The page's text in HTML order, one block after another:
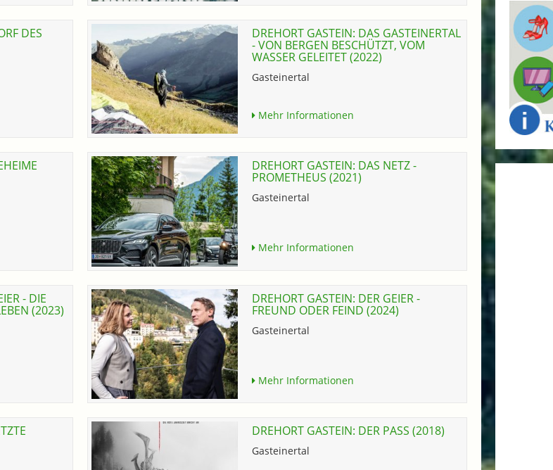
DES DREHORT GASTEIN: DAS GASTEINERTAL
- VON BERGEN BESCHÜTZT, VOM
WASSER GELEITET (2022)
Gasteinertal
Mehr Informationen
DREHORT GASTEIN: DAS NETZ -
PROMETHEUS (2021)
Gasteinertal
Mehr Informationen
- DIE
(2023)
DREHORT GASTEIN: DER GEIER -
FREUND ODER FEIND (2024)
Gasteinertal
Mehr Informationen
DREHORT GASTEIN: DER PASS (2018)
Gasteinertal